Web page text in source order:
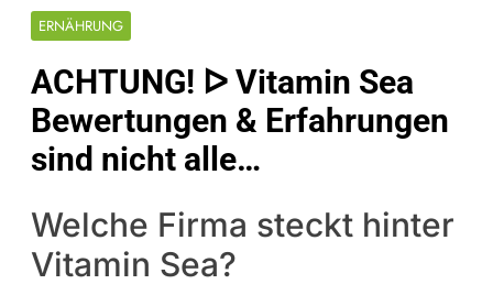
ERNÄHRUNG
ACHTUNG! ᐅ Vitamin Sea
Bewertungen & Erfahrungen
sind nicht alle…
Welche Firma steckt hinter
Vitamin Sea?